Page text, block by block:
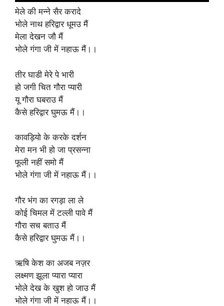
मेले की मन्ने सैर करादे
भोले नाथ हरिद्वार धूमउ मैं
मेला देखन जौ मैं
भोले गंगा जी में नहाऊ मैं।।
तीर घाडी मेरे पे भारी
हो जगी चित गौरा प्यारी
यू गौरा घबराउ मैं
कैसे हरिद्वार घुमऊ मैं।।
कावड़ियो के करके दर्शन
मेरा मन भी हो जा प्रसन्ना
फूली नहीं समो मैं
भोले गंगा जी में नहाऊ मैं।।
गौर भंग का रगड़ा ला ले
कोई चिमल में टल्ली पावे मैं
गौरा सच बताउ मैं
कैसे हरिद्वार घुमऊ मैं।।
ऋषि केश का अजब नज़र
लक्ष्मण झूला प्यारा प्यारा
भोले देख के खुश हो जाउ मैं
भोले गंगा जी में नहाऊ मैं।।